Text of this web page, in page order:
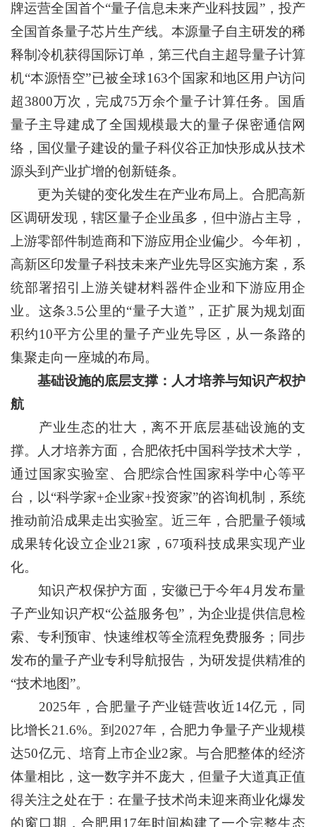
牌运营全国首个“量子信息未来产业科技园”，投产
全国首条量子芯片生产线。本源量子自主研发的稀
释制冷机获得国际订单，第三代自主超导量子计算
机“本源悟空”已被全球163个国家和地区用户访问
超3800万次，完成75万余个量子计算任务。国盾
量子主导建成了全国规模最大的量子保密通信网
络，国仪量子建设的量子科仪谷正加快形成从技术
源头到产业扩增的创新链条。
更为关键的变化发生在产业布局上。合肥高新
区调研发现，辖区量子企业虽多，但中游占主导，
上游零部件制造商和下游应用企业偏少。今年初，
高新区印发量子科技未来产业先导区实施方案，系
统部署招引上游关键材料器件企业和下游应用企
业。这条3.5公里的“量子大道”，正扩展为规划面
积约10平方公里的量子产业先导区，从一条路的
集聚走向一座城的布局。
基础设施的底层支撑：人才培养与知识产权护
航
产业生态的壮大，离不开底层基础设施的支
撑。人才培养方面，合肥依托中国科学技术大学，
通过国家实验室、合肥综合性国家科学中心等平
台，以“科学家+企业家+投资家”的咨询机制，系统
推动前沿成果走出实验室。近三年，合肥量子领域
成果转化设立企业21家，67项科技成果实现产业
化。
知识产权保护方面，安徽已于今年4月发布量
子产业知识产权“公益服务包”，为企业提供信息检
索、专利预审、快速维权等全流程免费服务；同步
发布的量子产业专利导航报告，为研发提供精准的
“技术地图”。
2025年，合肥量子产业链营收近14亿元，同
比增长21.6%。到2027年，合肥力争量子产业规模
达50亿元、培育上市企业2家。与合肥整体的经济
体量相比，这一数字并不庞大，但量子大道真正值
得关注之处在于：在量子技术尚未迎来商业化爆发
的窗口期，合肥用17年时间构建了一个完整生态